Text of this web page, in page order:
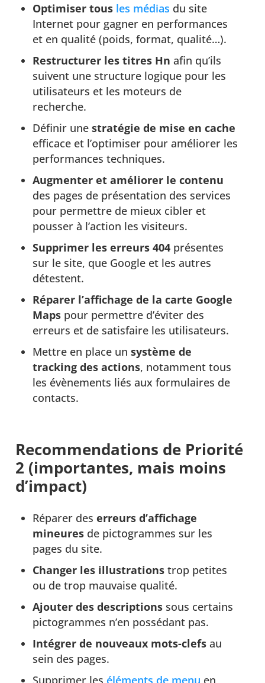
Optimiser tous les médias du site
Internet pour gagner en performances
et en qualité (poids, format, qualité…).
Restructurer les titres Hn afin qu’ils
suivent une structure logique pour les
utilisateurs et les moteurs de
recherche.
Définir une stratégie de mise en cache
efficace et l’optimiser pour améliorer les
performances techniques.
Augmenter et améliorer le contenu
des pages de présentation des services
pour permettre de mieux cibler et
pousser à l’action les visiteurs.
Supprimer les erreurs 404présentes
sur le site, que Google et les autres
détestent.
Réparer l’affichage de la carte Google
Mapspour permettre d’éviter des
erreurs et de satisfaire les utilisateurs.
Mettre en place un système de
tracking des actions, notamment tous
les évènements liés aux formulaires de
contacts.
Recommendations de Priorité
2 (importantes, mais moins
d’impact)
Réparer des erreurs d’affichage
mineuresde pictogrammes sur les
pages du site.
Changer les illustrationstrop petites
ou de trop mauvaise qualité.
Ajouter des descriptionssous certains
pictogrammes n’en possédant pas.
Intégrer de nouveaux mots-clefsau
sein des pages.